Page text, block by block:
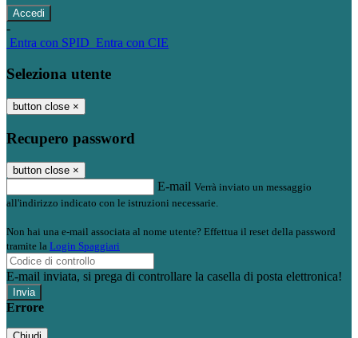
-
Entra con SPID Entra con CIE
Seleziona utente
button close ×
Recupero password
button close ×
E-mail Verrà inviato un messaggio
all'indirizzo indicato con le istruzioni necessarie.
Non hai una e-mail associata al nome utente? Effettua il reset della password
tramite la Login Spaggiari
E-mail inviata, si prega di controllare la casella di posta elettronica!
Errore